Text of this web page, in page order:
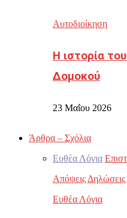
Αυτοδιοίκηση
Η ιστορία
Δομοκού
23 Μαΐου 2026
Άρθρα – Σχόλια
Ευθέα Λόγια
Απόψεις Δηλώσεις
Ευθέα Λόγια